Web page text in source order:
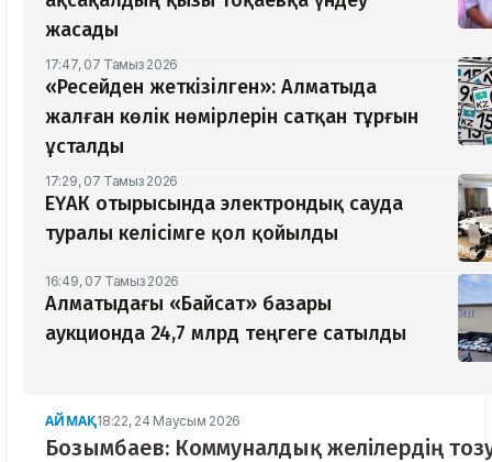
жасады
17:47, 07 Тамыз 2026
«Ресейден жеткізілген»: Алматыда
жалған көлік нөмірлерін сатқан тұрғын
ұсталды
17:29, 07 Тамыз 2026
ЕҮАК отырысында электрондық сауда
туралы келісімге қол қойылды
16:49, 07 Тамыз 2026
Алматыдағы «Байсат» базары
аукционда 24,7 млрд теңгеге сатылды
АЙМАҚ18:22, 24 Маусым 2026
Бозымбаев: Коммуналдық желілердің